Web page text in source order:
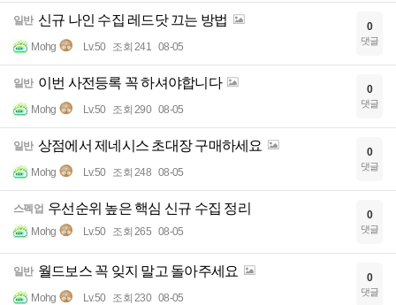
일반 신규 나인 수집 레드닷 끄는 방법
Mohg Lv.50 조회 241 08-05
0
댓글
일반 이번 사전등록 꼭 하셔야합니다
Mohg Lv.50 조회 290 08-05
0
댓글
일반 상점에서 제네시스 초대장 구매하세요
Mohg Lv.50 조회 248 08-05
0
댓글
스펙업 우선순위 높은 핵심 신규 수집 정리
Mohg Lv.50 조회 265 08-05
0
댓글
일반 월드보스 꼭 잊지 말고 돌아주세요
Mohg Lv.50 조회 230 08-05
0
댓글